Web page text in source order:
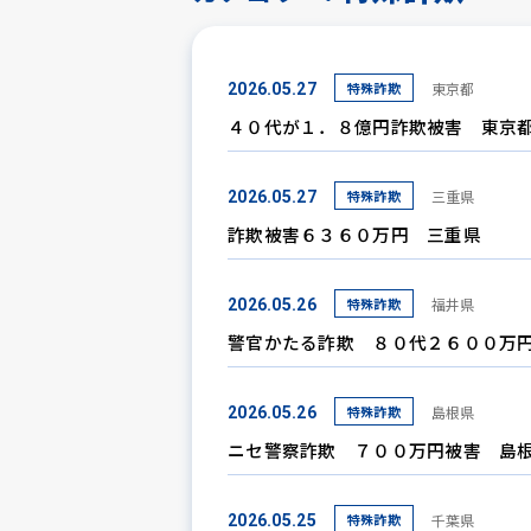
2026.05.27 特殊詐欺 東京都
４０代が１．８億円詐欺被害 東京
2026.05.27 特殊詐欺 三重県
詐欺被害６３６０万円 三重県
2026.05.26 特殊詐欺 福井県
警官かたる詐欺 ８０代２６００万
2026.05.26 特殊詐欺 島根県
ニセ警察詐欺 ７００万円被害 島
2026.05.25 特殊詐欺 千葉県